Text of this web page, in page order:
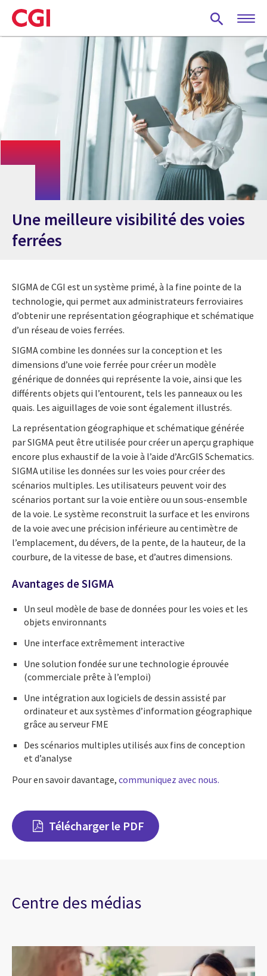
Skip
to
main
Une meilleure visibilité des voies
ferrées
SIGMA de CGI est un système primé, à la fine pointe de la
technologie, qui permet aux administrateurs ferroviaires
d’obtenir une représentation géographique et schématique
d’un réseau de voies ferrées.
SIGMA combine les données sur la conception et les
dimensions d’une voie ferrée pour créer un modèle
générique de données qui représente la voie, ainsi que les
différents objets qui l’entourent, tels les panneaux ou les
quais. Les aiguillages de voie sont également illustrés.
La représentation géographique et schématique générée
par SIGMA peut être utilisée pour créer un aperçu graphique
encore plus exhaustif de la voie à l’aide d’ArcGIS Schematics.
SIGMA utilise les données sur les voies pour créer des
scénarios multiples. Les utilisateurs peuvent voir des
scénarios portant sur la voie entière ou un sous-ensemble
de la voie. Le système reconstruit la surface et les environs
de la voie avec une précision inférieure au centimètre de
l’emplacement, du dévers, de la pente, de la hauteur, de la
courbure, de la vitesse de base, et d’autres dimensions.
Avantages de SIGMA
Un seul modèle de base de données pour les voies et les
objets environnants
Une interface extrêmement interactive
Une solution fondée sur une technologie éprouvée
(commerciale prête à l’emploi)
Une intégration aux logiciels de dessin assisté par
ordinateur et aux systèmes d’information géographique
grâce au serveur FME
Des scénarios multiples utilisés aux fins de conception
et d’analyse
Pour en savoir davantage, communiquez avec nous.
Télécharger le PDF
Centre des médias